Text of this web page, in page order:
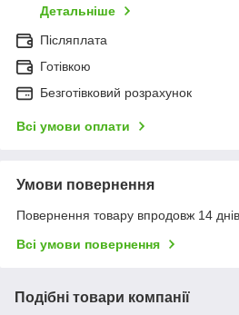
Детальніше
Післяплата
Готівкою
Безготівковий розрахунок
Всі умови оплати
Умови повернення
Повернення товару впродовж 14
Всі умови повернення
Подібні товари компанії